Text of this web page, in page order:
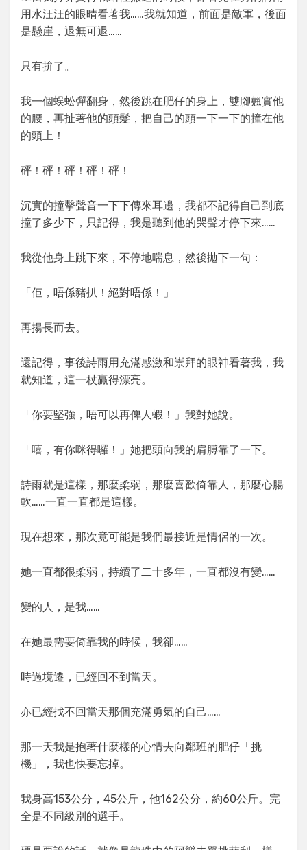
用水汪汪的眼晴看著我……我就知道，前面是敵軍，後面
是懸崖，退無可退……
只有拚了。
我一個蜈蚣彈翻身，然後跳在肥仔的身上，雙腳翹實他
的腰，再扯著他的頭髮，把自己的頭一下一下的撞在他
的頭上！
砰！砰！砰！砰！砰！
沉實的撞擊聲音一下下傳來耳邊，我都不記得自己到底
撞了多少下，只記得，我是聽到他的哭聲才停下來……
我從他身上跳下來，不停地喘息，然後拋下一句：
「佢，唔係豬扒！絕對唔係！」
再揚長而去。
還記得，事後詩雨用充滿感激和崇拜的眼神看著我，我
就知道，這一杖贏得漂亮。
「你要堅強，唔可以再俾人蝦！」我對她說。
「嘻，有你咪得囉！」她把頭向我的肩膊靠了一下。
詩雨就是這樣，那麼柔弱，那麼喜歡倚靠人，那麼心腸
軟……一直一直都是這樣。
現在想來，那次竟可能是我們最接近是情侶的一次。
她一直都很柔弱，持續了二十多年，一直都沒有變……
變的人，是我……
在她最需要倚靠我的時候，我卻……
時過境遷，已經回不到當天。
亦已經找不回當天那個充滿勇氣的自己……
那一天我是抱著什麼樣的心情去向鄰班的肥仔「挑
機」，我也快要忘掉。
我身高153公分，45公斤，他162公分，約60公斤。完
全是不同級別的選手。